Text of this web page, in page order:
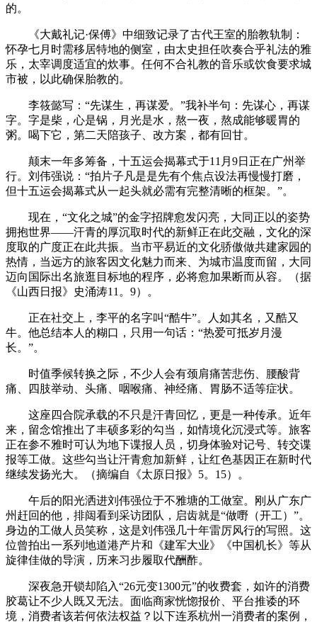
的。
《大戴礼记·保傅》中细致记录了古代王室的胎教轨制：
怀孕七月时需移居特地的侧室，由太史担任吹奏合乎礼法的雅
乐，太宰调度适宜的炊事。任何不合礼教的音乐或饮食要求城
市被，以此确保胎教的。
李筱懿写：“先谋生，再谋爱。”我补半句：先谋心，再谋
字。字是柴，心是锅，月光是水，熬一夜，熬成能够暖胃的
粥。喝下它，第二天陪孩子、改方案，都有回甘。
颠末一年多筹备，十五运会揭幕式于11月9日正在广州举
行。刘伟强说：“拍片子凡是是先有个焦点设法再慢慢打磨，
但十五运会揭幕式从一起头就必需有完整清晰的框架。”。
现在，“文化之城”的金字招牌愈发闪亮，大同正以的姿势
拥抱世界——汗青的厚沉取时代的新鲜正在此交融，文化的深
度取的广度正在此共振。当市平易近的文化骄傲做共建家园的
热情，当远方的旅客因文化魅力而来、为城市温度而留，大同
迈向国际出名旅逛目标地的程序，必将愈加果断而从容。（据
《山西日报》史涌涛11。9）。
正在社交上，李平的名字叫“酷牛”。人如其名，又酷又
牛。他总结本人的糊口，只用一句话：“热爱可抵岁月漫
长。”。
时值季候转换之际，不少人会有颈肩痛苦悲伤、腰酸背
痛、四肢举动、头痛、咽喉痛、神经痛、胃肠不适等症状。
这座四合院承载的不只是汗青回忆，更是一种传承。近年
来，留念馆推出了丰硕多彩的勾当，如情境化沉浸式等。旅客
正在参不雅时可认为地下谍报人员，切身体验对记号、转交谍
报等工做。这些勾当让汗青愈加新鲜，让红色基因正在新时代
继续发扬光大。（摘编自《太原日报》5。15）。
午后的阳光洒进刘伟强位于不雅塘的工做室。刚从广东广
州赶回的他，排闼看到采访团队，启齿就是“做嘢（开工）”。
身边的工做人员笑称，这是刘伟强几十年雷厉风行的写照。这
位曾拍出一系列地道港产片和《建军大业》《中国机长》等从
旋律佳做的导演，历来习步履取代酬酢。
深夜急开锁却陷入“26元变1300元”的收费套，如许的消费
胶葛让不少人既又无法。面临商家恍惚报价、平台推诿的环
境，消费者该若何依法权益？以下连系杭州一消费者的案例，